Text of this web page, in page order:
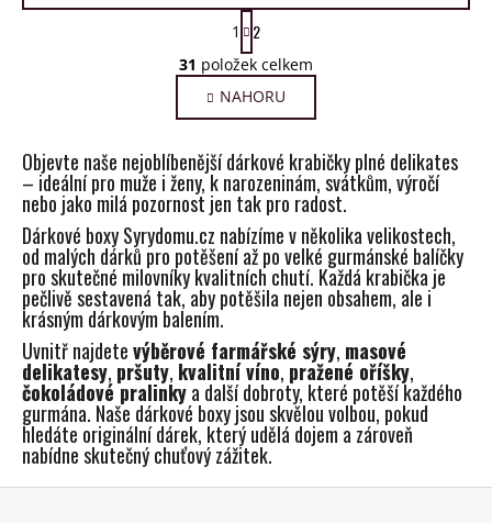
O
v
l
á
d
a
c
í
p
r
v
y
v
ý
p
i
s
u
S
t
r
á
n
k
v
á
n
í
1 2
31 položek celkem
NAHORU
Objevte naše nejoblíbenější dárkové krabičky plné delikates
– ideální pro muže i ženy, k narozeninám, svátkům, výročí
nebo jako milá pozornost jen tak pro radost.
Dárkové boxy Syrydomu.cz nabízíme v několika velikostech,
od malých dárků pro potěšení až po velké gurmánské balíčky
pro skutečné milovníky kvalitních chutí. Každá krabička je
pečlivě sestavená tak, aby potěšila nejen obsahem, ale i
krásným dárkovým balením.
Uvnitř najdetevýběrové farmářské sýry, masové
delikatesy, pršuty, kvalitní víno, pražené oříšky,
čokoládové pralinkya další dobroty, které potěší každého
gurmána. Naše dárkové boxy jsou skvělou volbou, pokud
hledáte originální dárek, který udělá dojem a zároveň
nabídne skutečný chuťový zážitek.
Z